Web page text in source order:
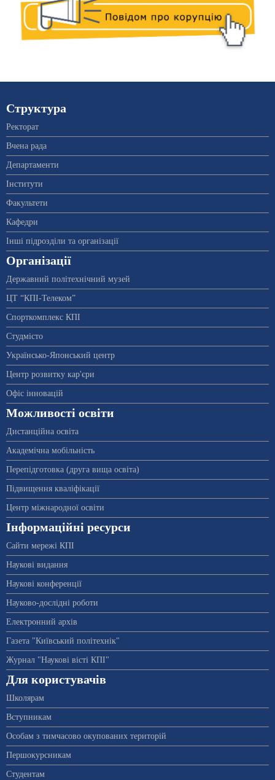
Структура
Ректорат
Вчена рада
Департаменти
Інститути
Факультети
Кафедри
Інші підрозділи та організації
Організації
Державний політехнічний музей
ЦТ “КПІ-Телеком”
Спорткомплекс КПІ
Студмісто
Українсько-Японський центр
Центр розвитку кар'єри
Офіс інновацій
Можливості освіти
Дистанційна освіта
Академічна мобільність
Перепідготовка (друга вища освіта)
Підвищення кваліфікації
Центр міжнародної освіти
Інформаційні ресурси
Сайти мережі КПІ
Наукові видання
Наукові конференції
Науково-дослідні роботи
Електронний архів
Газета "Київський політехнік"
Журнал "Наукові вісті КПІ"
Для користувачів
Школярам
Вступникам
Особам з тимчасово окупованих територій
Першокурсникам
Студентам